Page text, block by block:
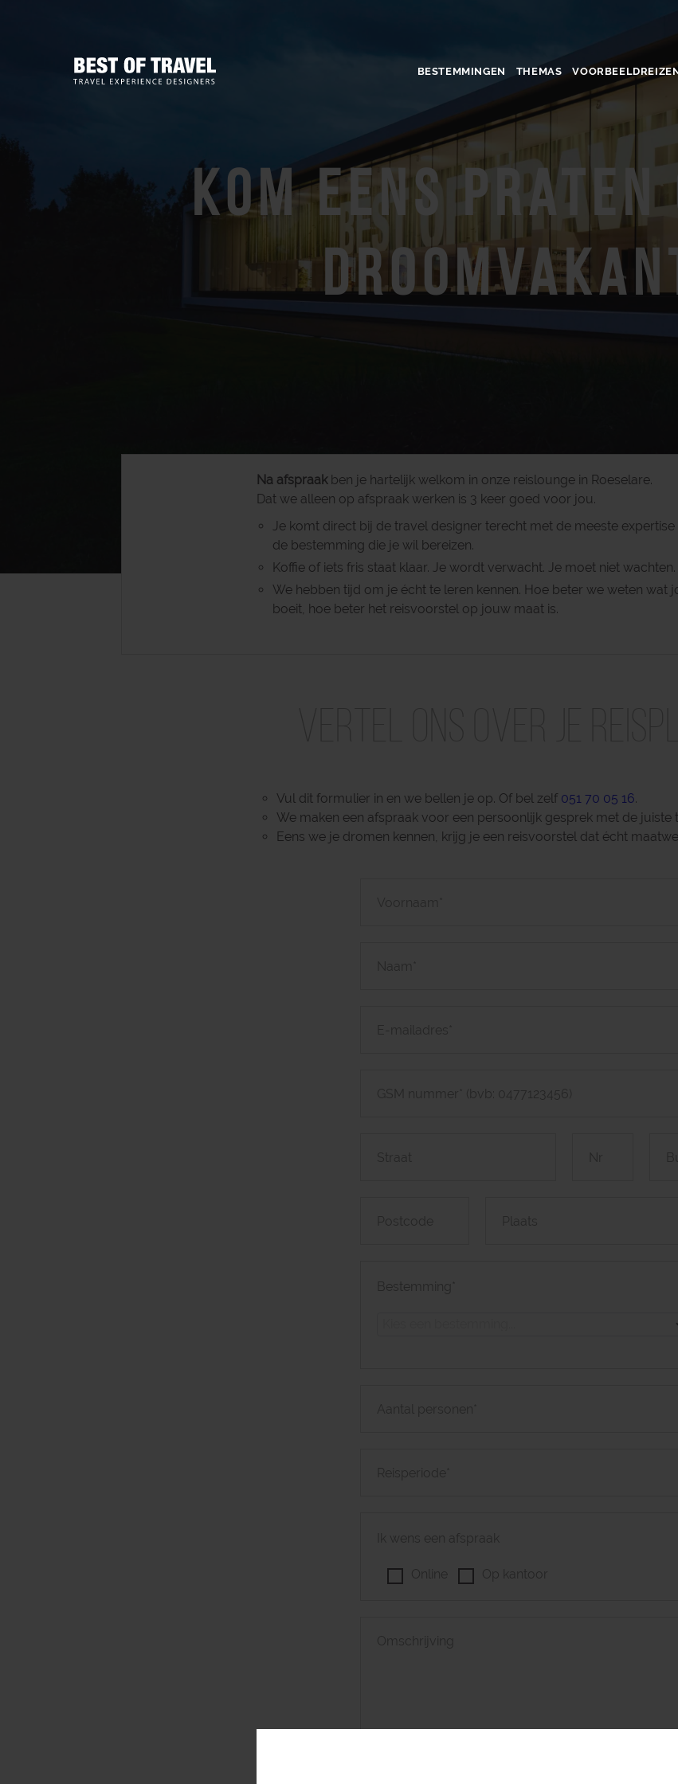
BESTEMMINGEN THEMAS
Kom eens
Na afspraakben je hartelijk welkom in onze reislounge in Roeselare.
Dat we alleen op afspraak werken is 3 keer goed voor jou.
Je komt direct bij de travel designer terecht met de meeste
de bestemming die je wil bereizen.
Koffie of iets fris staat klaar. Je wordt verwacht. Je moet niet wachten.
We hebben tijd om je écht te leren kennen. Hoe beter we weten wat
boeit, hoe beter het reisvoorstel op jouw maat is.
Vul dit formulier in en we bellen je op. Of bel zelf 051 70 05 16.
We maken een afspraak voor een persoonlijk gesprek met de juiste
Eens we je dromen kennen, krijg je een reisvoorstel dat écht
Bestemming*
Ik wens een afspraak
Online Op kantoor